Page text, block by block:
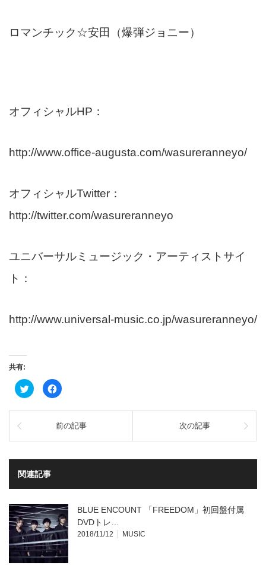
ロマンチック☆安田（爆弾ジョニー）
オフィシャルHP：
http://www.office-augusta.com/wasureranneyo/
オフィシャルTwitter：
http://twitter.com/wasureranneyo
ユニバーサルミュージック・アーティストサイ
ト：
http://www.universal-music.co.jp/wasureranneyo/
共有:
ク
リ
ク
共
(新
い
ウ
ィ
ウ
で
開
き
ま
す)
Facebook
で
有
る
に
ク
ッ
く
い
(新
し
い
ウ
ィ
ン
ド
前の記事 次の記事
関連記事
BLUE ENCOUNT 「FREEDOM」初回盤付属
DVDトレ…
2018/11/12 MUSIC